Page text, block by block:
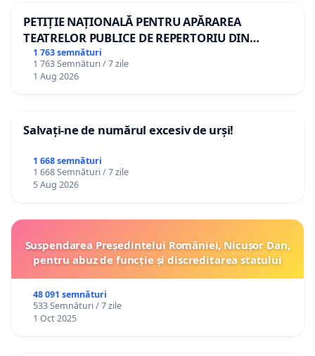
PETIȚIE NAȚIONALĂ PENTRU APĂRAREA
TEATRELOR PUBLICE DE REPERTORIU DIN
ROMÂNIA
1 763 semnături
1 763 Semnături / 7 zile
1 Aug 2026
Salvați-ne de numărul excesiv de urși!
1 668 semnături
1 668 Semnături / 7 zile
5 Aug 2026
Suspendarea Președintelui României, Nicușor Dan,
pentru abuz de funcție și discreditarea statului
48 091 semnături
533 Semnături / 7 zile
1 Oct 2025